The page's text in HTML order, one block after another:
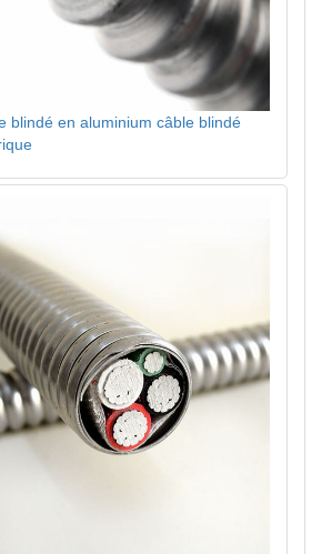
blindé en aluminium câble blindé